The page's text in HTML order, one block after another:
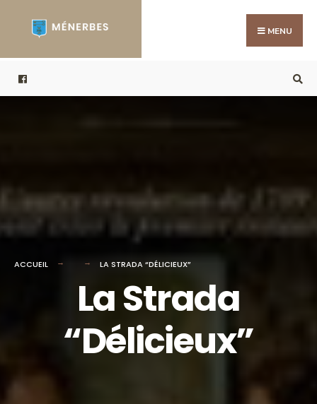
MENU
ACCUEIL LA STRADA “DÉLICIEUX”
La Strada
“Délicieux”
for: